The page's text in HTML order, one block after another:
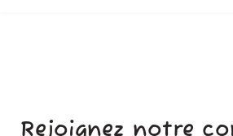
Rejoignez notre